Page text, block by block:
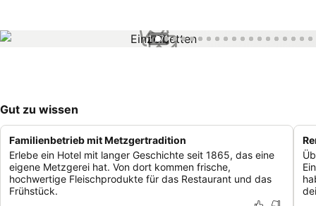
1 / 71
Gut zu wissen
Familienbetrieb mit Metzgertradition
Erlebe ein Hotel mit langer Geschichte seit 1865, das eine
eigene Metzgerei hat. Von dort kommen frische,
hochwertige Fleischprodukte für das Restaurant und das
Frühstück.